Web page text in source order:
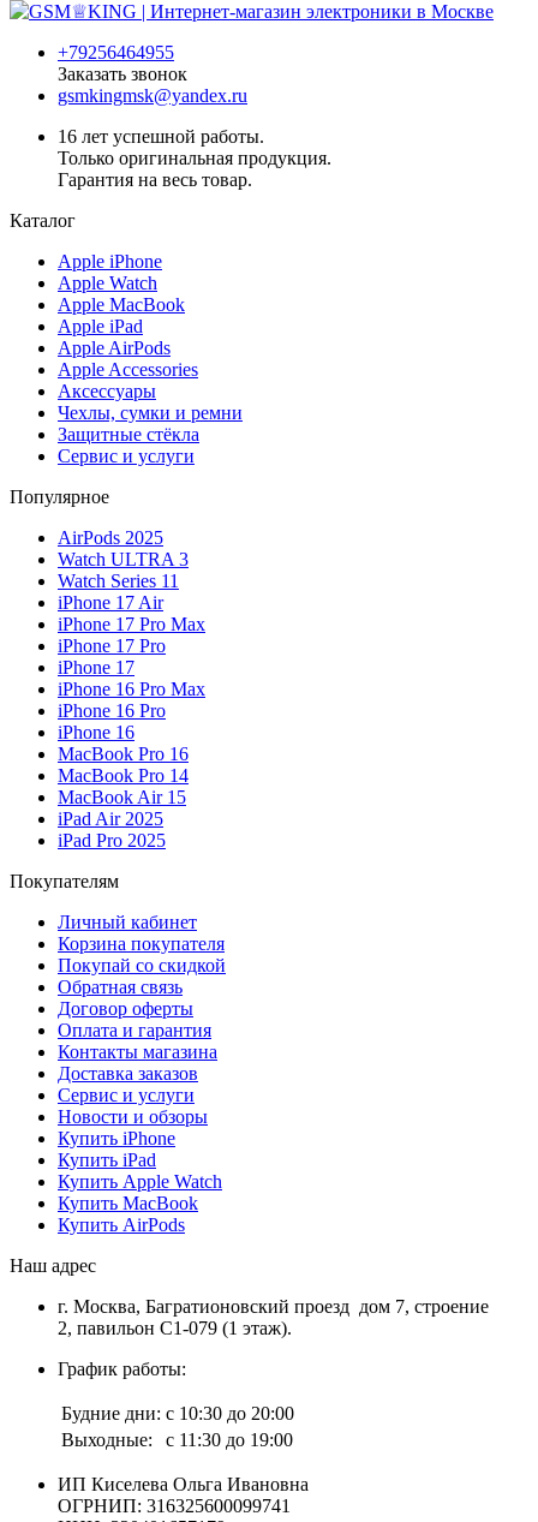
+79256464955
Заказать звонок
gsmkingmsk@yandex.ru
16 лет успешной работы.
Только оригинальная продукция.
Гарантия на весь товар.
Каталог
Apple iPhone
Apple Watch
Apple MacBook
Apple iPad
Apple AirPods
Apple Accessories
Аксессуары
Чехлы, сумки и ремни
Защитные стёкла
Сервис и услуги
Популярное
AirPods 2025
Watch ULTRA 3
Watch Series 11
iPhone 17 Air
iPhone 17 Pro Max
iPhone 17 Pro
iPhone 17
iPhone 16 Pro Max
iPhone 16 Pro
iPhone 16
MacBook Pro 16
MacBook Pro 14
MacBook Air 15
iPad Air 2025
iPad Pro 2025
Покупателям
Личный кабинет
Корзина покупателя
Покупай со скидкой
Обратная связь
Договор оферты
Оплата и гарантия
Контакты магазина
Доставка заказов
Сервис и услуги
Новости и обзоры
Купить iPhone
Купить iPad
Купить Apple Watch
Купить MacBook
Купить AirPods
Наш адрес
г. Москва, Багратионовский проезд дом 7, строение
2, павильон С1-079 (1 этаж).
График работы:
Будние дни: с 10:30 до 20:00
Выходные:
с 11:30 до 19:00
ИП Киселева Ольга Ивановна
ОГРНИП: 316325600099741